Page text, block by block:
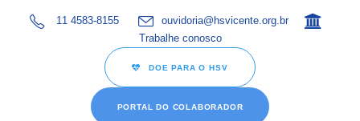
11 4583-8155
ouvidoria@hsvicente.org.br
Trabalhe conosco
DOE PARA O HSV
PORTAL DO COLABORADOR